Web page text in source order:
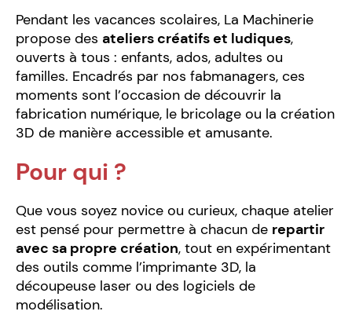
Pendant les vacances scolaires, La Machinerie
propose des ateliers créatifs et ludiques,
ouverts à tous : enfants, ados, adultes ou
familles. Encadrés par nos fabmanagers, ces
moments sont l’occasion de découvrir la
fabrication numérique, le bricolage ou la création
3D de manière accessible et amusante.
Pour qui ?
Que vous soyez novice ou curieux, chaque atelier
est pensé pour permettre à chacun de repartir
avec sa propre création, tout en expérimentant
des outils comme l’imprimante 3D, la
découpeuse laser ou des logiciels de
modélisation.